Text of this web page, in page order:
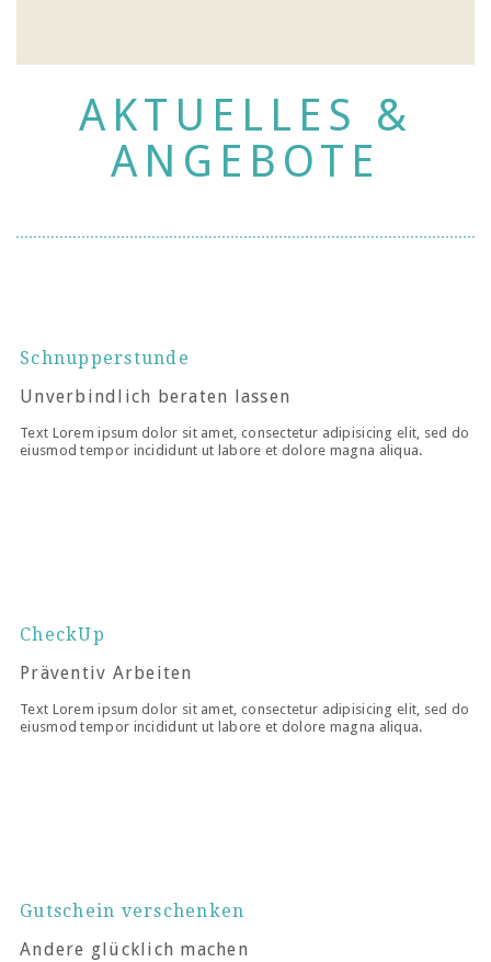
AKTUELLES &
ANGEBOTE
Schnupperstunde
Unverbindlich beraten lassen
Text Lorem ipsum dolor sit amet, consectetur adipisicing elit, sed do
eiusmod tempor incididunt ut labore et dolore magna aliqua.
CheckUp
Präventiv Arbeiten
Text Lorem ipsum dolor sit amet, consectetur adipisicing elit, sed do
eiusmod tempor incididunt ut labore et dolore magna aliqua.
Gutschein verschenken
Andere glücklich machen